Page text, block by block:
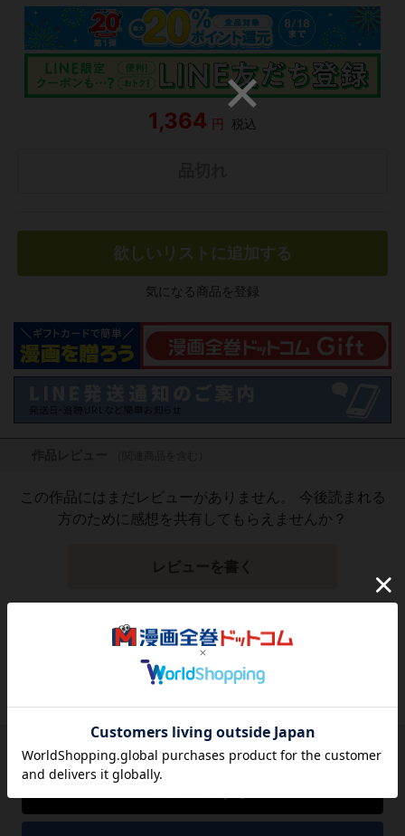
1,364 円 税込
欲しいリストに追加する
気になる商品を登録
この作品にはまだレビューがありません。 今後読まれる
方のために感想を共有してもらえませんか？
レビューを書く
1,364 円 税込
品切れ